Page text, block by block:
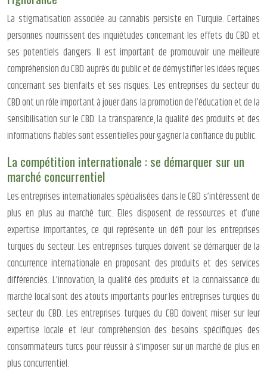
La stigmatisation associée au cannabis persiste en Turquie. Certaines
personnes nourrissent des inquiétudes concernant les effets du CBD et
ses potentiels dangers. Il est important de promouvoir une meilleure
compréhension du CBD auprès du public et de démystifier les idées reçues
concernant ses bienfaits et ses risques. Les entreprises du secteur du
CBD ont un rôle important à jouer dans la promotion de l’éducation et de la
sensibilisation sur le CBD. La transparence, la qualité des produits et des
informations fiables sont essentielles pour gagner la confiance du public.
La compétition internationale : se démarquer sur un
marché concurrentiel
Les entreprises internationales spécialisées dans le CBD s’intéressent de
plus en plus au marché turc. Elles disposent de ressources et d’une
expertise importantes, ce qui représente un défi pour les entreprises
turques du secteur. Les entreprises turques doivent se démarquer de la
concurrence internationale en proposant des produits et des services
différenciés. L’innovation, la qualité des produits et la connaissance du
marché local sont des atouts importants pour les entreprises turques du
secteur du CBD. Les entreprises turques du CBD doivent miser sur leur
expertise locale et leur compréhension des besoins spécifiques des
consommateurs turcs pour réussir à s’imposer sur un marché de plus en
plus concurrentiel.